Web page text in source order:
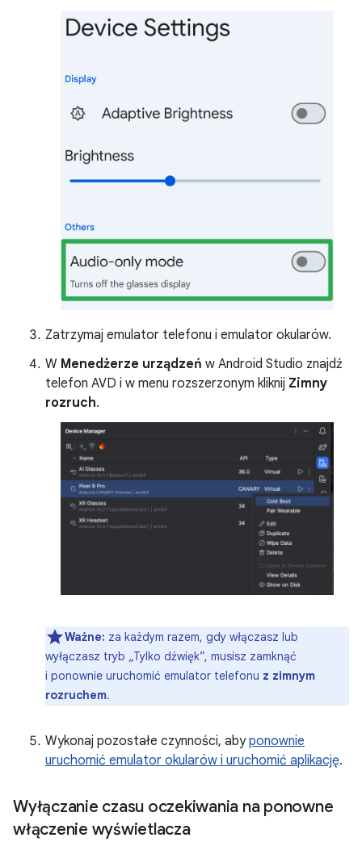
Zatrzymaj emulator telefonu i emulator okularów.
W Menedżerze urządzeń w Android Studio znajdź
telefon AVD i w menu rozszerzonym kliknij Zimny
rozruch.
Ważne: za każdym razem, gdy włączasz lub
wyłączasz tryb „Tylko dźwięk”, musisz zamknąć
i ponownie uruchomić emulator telefonu z zimnym
rozruchem.
Wykonaj pozostałe czynności, abyponownie
uruchomić emulator okularów i uruchomić aplikację.
Wyłączanie czasu oczekiwania na ponowne
włączenie wyświetlacza